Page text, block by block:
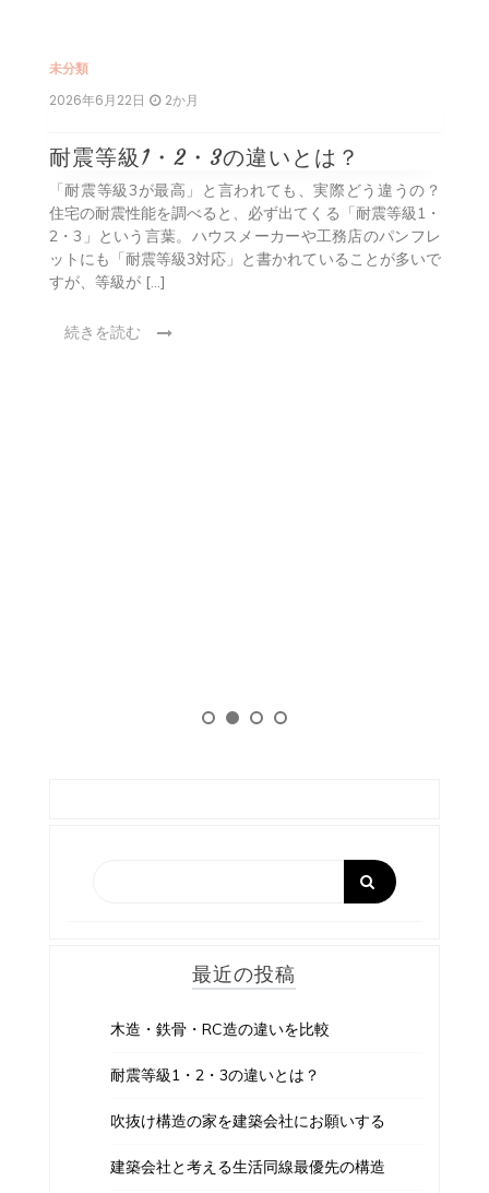
シ
ョ
ン
未分類
2026年6月22日 2か月
耐震等級1・2・3の違いとは？
「耐震等級3が最高」と言われても、実際どう違うの？
住宅の耐震性能を調べると、必ず出てくる「耐震等級1・
2・3」という言葉。ハウスメーカーや工務店のパンフレ
ットにも「耐震等級3対応」と書かれていることが多いで
すが、等級が […]
続きを読む
最近の投稿
木造・鉄骨・RC造の違いを比較
耐震等級1・2・3の違いとは？
吹抜け構造の家を建築会社にお願いする
建築会社と考える生活同線最優先の構造